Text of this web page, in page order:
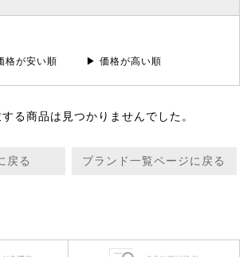
格が安い順 ▶ 価格が高い順
る商品は見つかりませんでした。
戻る ブランド一覧ページに戻る